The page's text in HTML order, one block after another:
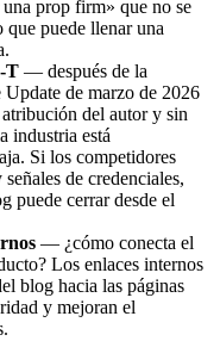
prop firm» que no se
que puede llenar una
T — después de la
de marzo de 2026
del autor y sin
industria está
Si los competidores
de credenciales,
puede cerrar desde el
— ¿cómo conecta el
Los enlaces internos
blog hacia las páginas
y mejoran el